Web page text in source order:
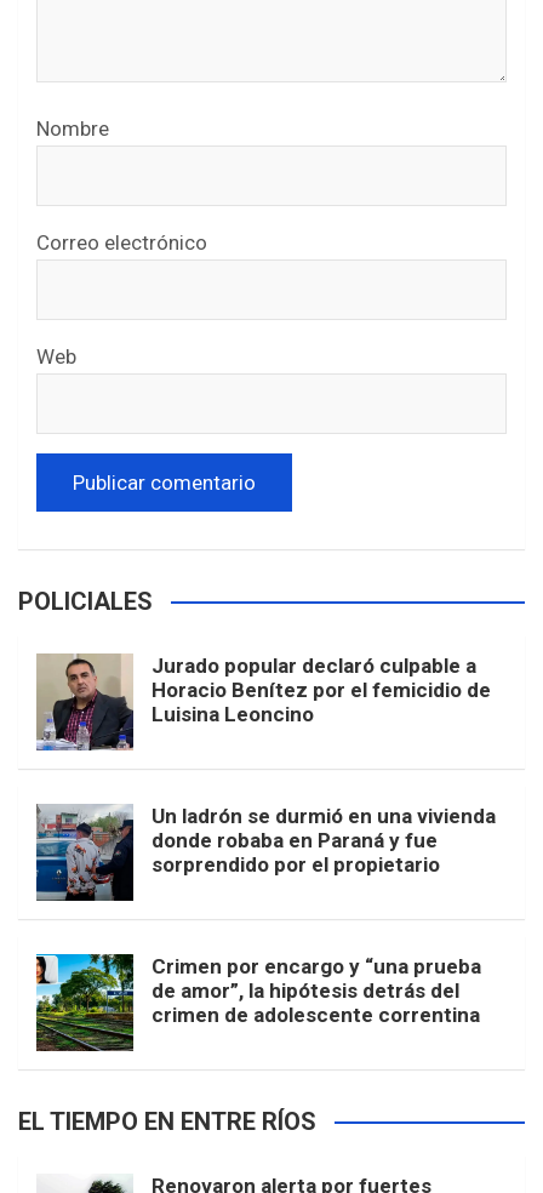
Nombre
Correo electrónico
Web
POLICIALES
Jurado popular declaró culpable a
Horacio Benítez por el femicidio de
Luisina Leoncino
Un ladrón se durmió en una vivienda
donde robaba en Paraná y fue
sorprendido por el propietario
Crimen por encargo y “una prueba
de amor”, la hipótesis detrás del
crimen de adolescente correntina
EL TIEMPO EN ENTRE RÍOS
Renovaron alerta por fuertes